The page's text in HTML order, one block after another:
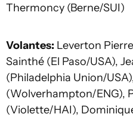
Thermoncy (Berne/SUI)
Volantes: Leverton
Sainthé (El Paso/USA),
(Philadelphia Union/
(Wolverhampton/ENG),
(Violette/HAI),